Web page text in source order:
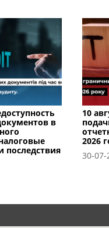
в
последствия
10
2026
30-07-